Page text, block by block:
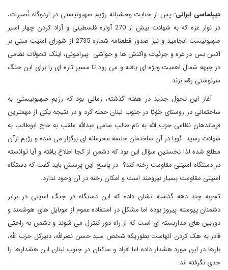
دیپلماسی ایرانی: پس از جنایت وحشیانه رژیم صهیونیستی در اردوگاه نُصیرات،
در نوار غزه که به شهادت بیش از 270 آواره فلسطینی و آزاد کردن چهار اسیر
صهیونیست انجامید و نیز صدور قطعنامه شماره 2735 از شورای امنیت مبنی بر
آتس بس در غزه و جزئیات واکنش ها و حواشی پیرامونی، اینک تحولات نظامی
در جبهه شمال اهمیت ویژه ای یافته و می رود تا مسیر تازه ای را برای این جنگ
سرنوشتی رقم بزند.
آغاز این تحول جدید در هفته گذشته، زمانی بود که رژیم صهیونیستی به
ساختمانی در روستای جُوَیّا در جنوب لبنان حمله کرد و در نتیجه یکی از مهمترین
فرماندهان نظامی حزب الله به نام طالب سامی عبدالله ملقب به حاج ابوطالب به
شهادت رسید. گویا در آن ساختمان جلسه محرمانه ای برگزار می شده و رژیم ازآن
مطلع شده لذا نخستین سؤال این بود که دشمن از کجا اطلاع یافته و آیا توانسته
در دستگاه امنیتی مقاومت رخنه کند؟ در پاسخ این پرسش باید گفت که دستگاه
امنیتی مقاومت بسیار نیرومند است و امکان رخنه در آن وجود ندارد.
تجربه چند دهه گذشته نشان داده که این دستگاه در جنگ امنیتی در برابر
دشمنان پیوسته پیروز بوده اما مشکل در استفاده عموم از موبایل های هوشمند و
دوربین های مداربسته ای است که از راه دور کنترل می شوند و دشمن به راحتی
قادر به هک کردن آنهاست بطوریکه شخص سید حسن نصرالله، دبیرکل حزب الله،
بارها در این مورد هشدار داده اما افراد و ساکنان در جنوب لبنان این هشدارها را
جدی نگرفته اند.